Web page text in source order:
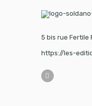
5 bis rue Fertile
https://les-